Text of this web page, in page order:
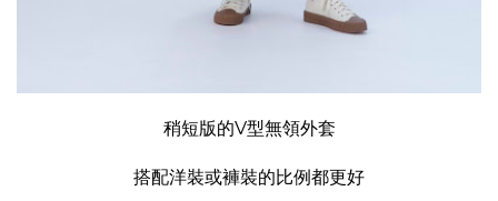
稍短版的V型無領外套
搭配洋裝或褲裝的比例都更好